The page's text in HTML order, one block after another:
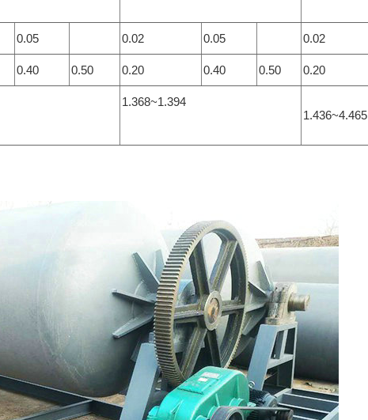
0.05 0.02 0.05 0.02
0.40 0.50 0.20 0.40 0.50 0.20
1.368~1.394
1.436~4.465